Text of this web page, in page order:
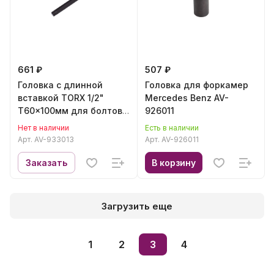
661 ₽
Головка с длинной
вставкой TORX 1/2"
T60x100мм для болтов
ГБЦ FORD, AUDI AV-
933013
Нет в наличии
Арт. AV-933013
Заказать
507 ₽
Головка для форкамер
Mercedes Benz AV-
926011
Есть в наличии
Арт. AV-926011
В корзину
Загрузить еще
1 2 3 4